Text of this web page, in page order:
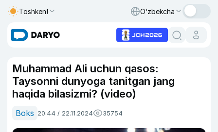
Toshkent O‘zbekcha
Muhammad Ali uchun qasos:
Taysonni dunyoga tanitgan jang
haqida bilasizmi? (video)
Boks 20:44 / 22.11.2024 35754